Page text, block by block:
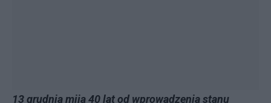
13 grudnia mija 40 lat od wprowadzenia stanu